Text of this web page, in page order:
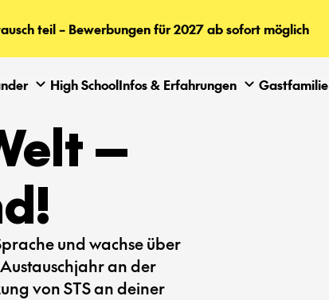
teil – Bewerbungen für 2027 ab sofort möglich
High SchoolInfos & Erfahrungen Gastfamilie
—
und wachse über
an der
von STS an deiner